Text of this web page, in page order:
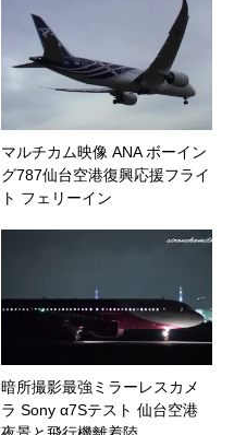
マルチカム映像 ANA ボーイン
グ787仙台空港復興応援フライ
ト フェリーイン
暗所撮影最強ミラーレスカメ
ラ Sony α7Sテスト 仙台空港